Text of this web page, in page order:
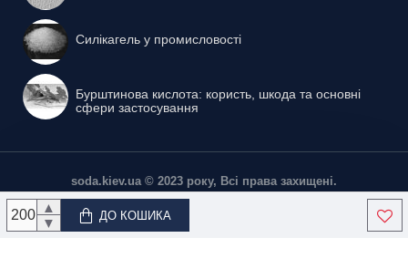
▲
▼
ДО КОШИКА
Силікагель у промисловості
Бурштинова кислота: користь, шкода та основні
сфери застосування
soda.kiev.ua © 2023 року, Всі права захищені.